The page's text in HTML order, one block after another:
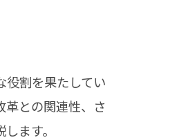
役割を果たしてい
革との関連性、さ
ます。